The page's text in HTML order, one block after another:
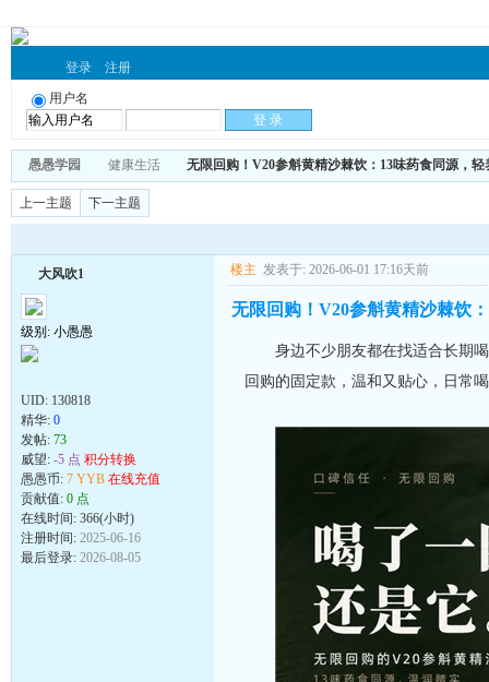
登录 注册
用户名
愚愚学园 健康生活 无限回购！V20参斛黄精沙棘饮：13味药食同源，轻
上一主题 下一主题
大风吹1
级别: 小愚愚
UID: 130818
精华: 0
发帖: 73
威望: -5 点 积分转换
愚愚币: 7 YYB 在线充值
贡献值: 0 点
在线时间: 366(小时)
注册时间: 2025-06-16
最后登录: 2026-08-05
楼主 发表于: 2026-06-01 17:16天前
无限回购！V20参斛黄精沙棘饮
身边不少朋友都在找适合长期喝
回购的固定款，温和又贴心，日常